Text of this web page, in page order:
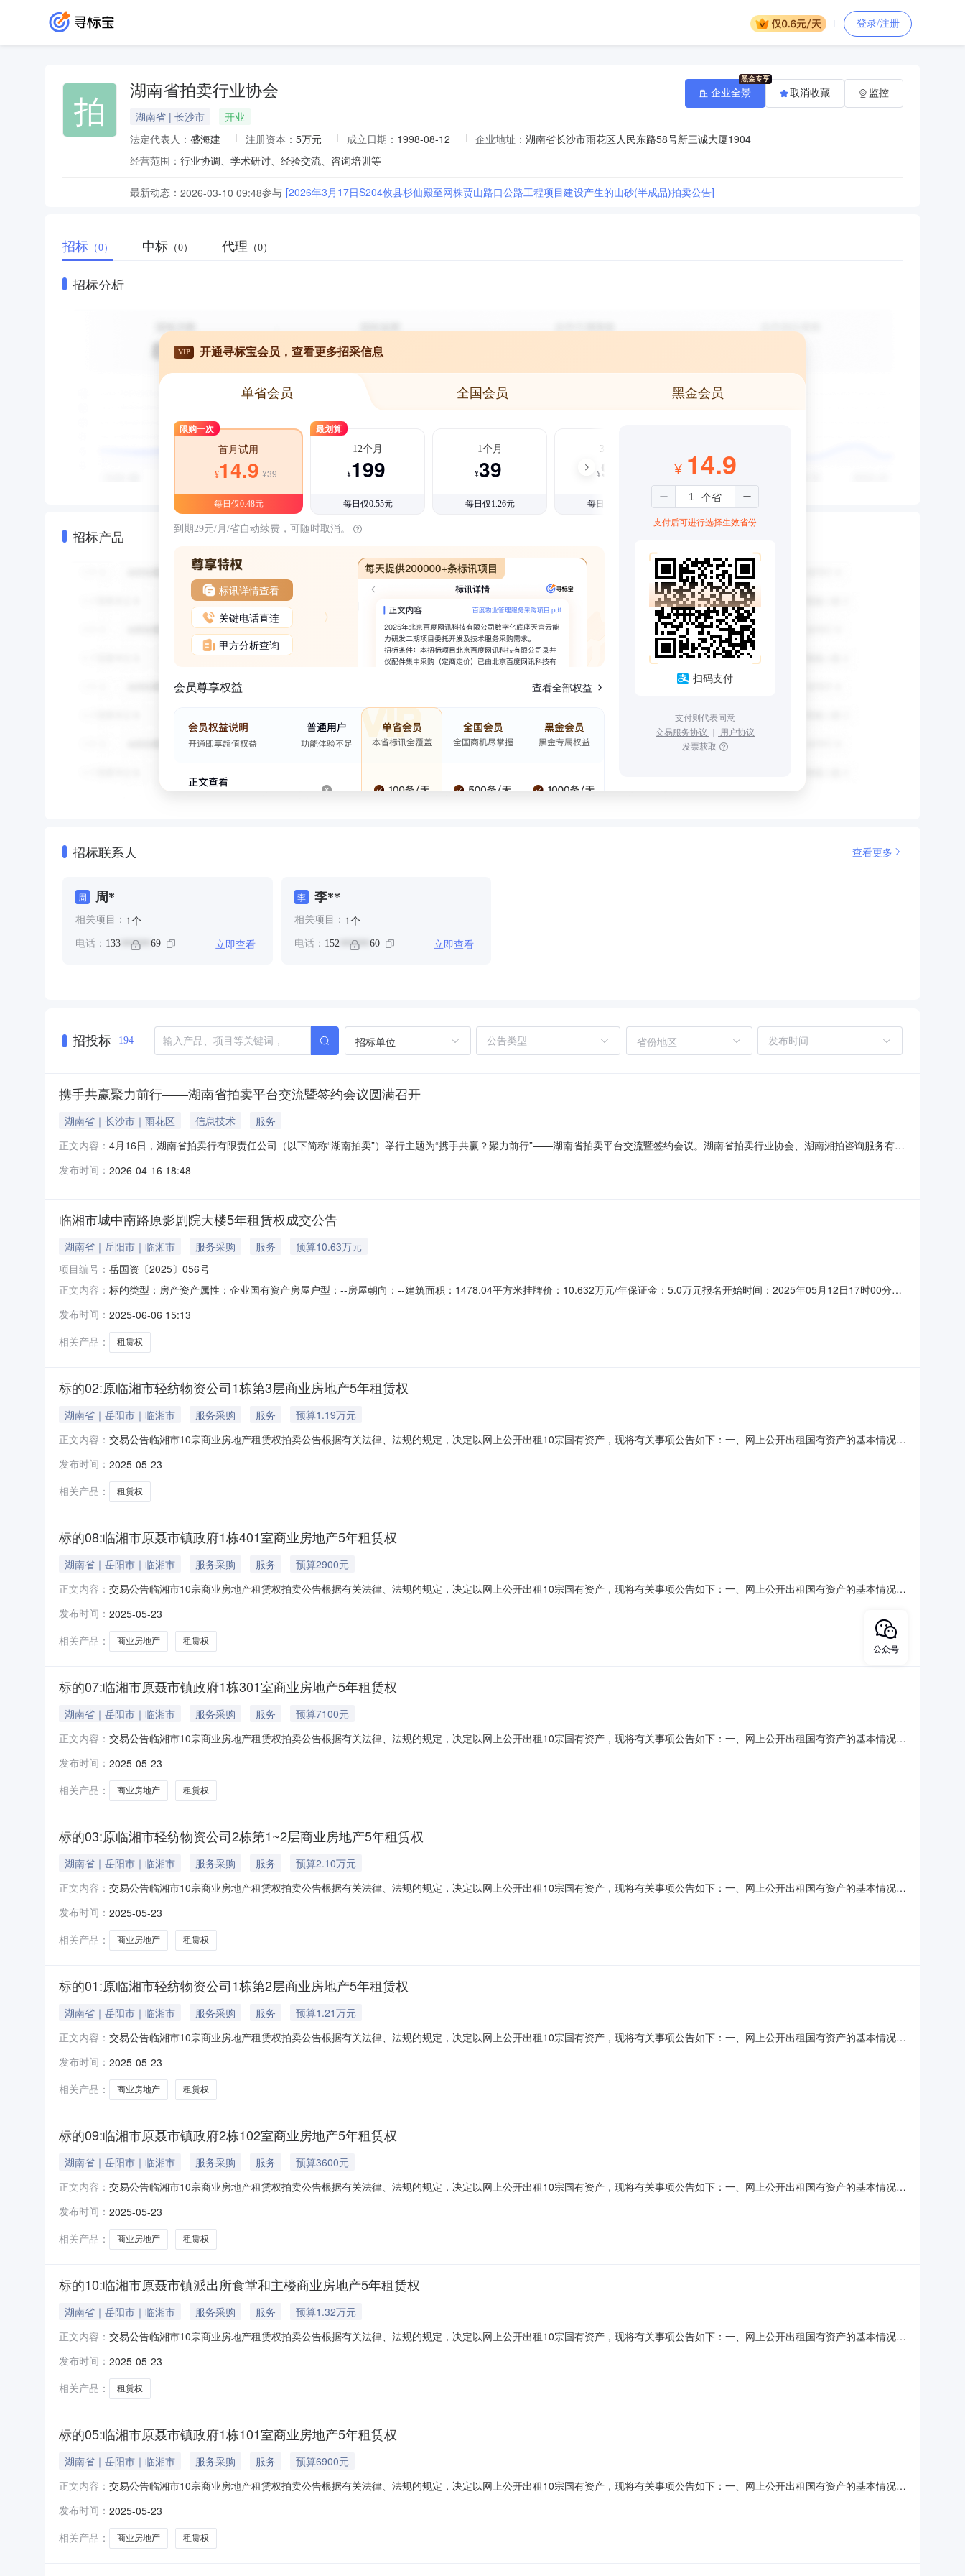
登录/注册
拍 湖南省拍卖行业协会
湖南省 | 长沙市
开业
法定代表人： 盛海建 注册资本： 5万元 成立日期： 1998-08-12 企业地址： 湖南省长沙市雨花区人民东路58号新三诚大厦1904
经营范围： 行业协调、学术研讨、经验交流、咨询培训等
最新动态： 2026-03-10 09:48参与 [2026年3月17日S204攸县杉仙殿至网株贾山路口公路工程项目建设产生的山砂(半成品)拍卖公告]
企业全景 取消收藏 监控
招标 （0） 中标 （0） 代理 （0）
招标分析
招标产品
VIP 开通寻标宝会员，查看更多招采信息
单省会员 全国会员 黑金会员
限购一次
首月试用
¥14.9 ¥39
每日仅0.48元
最划算
12个月
¥199
每日仅0.55元
1个月
¥39
每日仅1.26元
3个月
¥99
每日仅1.08元
到期29元/月/省自动续费，可随时取消。
标讯详情查看
关键电话直连
甲方分析查询
会员尊享权益 查看全部权益
¥ 14.9
支付后可进行选择生效省份
扫码支付
支付则代表同意
交易服务协议 ｜ 用户协议
发票获取
招标联系人 查看更多
周 周*
相关项目： 1个
电话： 133 ****** 69 立即查看
李 李**
相关项目： 1个
电话： 152****** 60 立即查看
招投标 194 招标单位 省份地区
携手共赢聚力前行——湖南省拍卖平台交流暨签约会议圆满召开
湖南省｜长沙市｜雨花区 信息技术
服务
正文内容： 4月16日，湖南省拍卖行有限责任公司（以下简称“湖南拍卖”）举行主题为“携手共赢？聚力前行”——湖南省拍卖平台交流暨签约会议。湖南省拍卖行业协会、湖南湘拍咨询服务有限
字化、规范化、规模化发展的重要抓手，希望以此次签约会议为契机，凝聚行业共识、整合优质资源，助力湖南拍卖行业高质量发展。湖南拍卖党支部书记、执行董事孙艳详细介绍
发布时间： 2026-04-16 18:48
临湘市城中南路原影剧院大楼5年租赁权成交公告
湖南省｜岳阳市｜临湘市 服务采购 服务
预算10.63万元
项目编号： 岳国资〔2025〕056号
正文内容： 标的类型：房产资产属性：企业国有资产房屋户型：--房屋朝向：--建筑面积：1478.04平方米挂牌价：10.632万元/年保证金：5.0万元报名开始时间：2025年05月12日17时00分00
平方米房屋结构：混合房屋用途：商业房屋总层数：3层房屋所在层数：第1-3层小区或院落名称：原影剧院出租时长：5.0年室内配置：简单装修附属设施：
发布时间： 2025-06-06 15:13
相关产品：
租赁权
标的02:原临湘市轻纺物资公司1栋第3层商业房地产5年租赁权
湖南省｜岳阳市｜临湘市 服务采购 服务
预算1.19万元
正文内容： 交易公告临湘市10宗商业房地产租赁权拍卖公告根据有关法律、法规的规定，决定以网上公开出租10宗国有资产，现将有关事项公告如下：一、网上公开出租国有资产的基本情况序
否；346.92平方米临湘市1.21万元/年0.3万元0.02万元/年2标的02：原临湘市轻纺物资公司1栋第3层商业房地产5年租赁权房屋户型：--；是否设置原承租人优先购买权：否；
340.69
发布时间： 2025-05-23
相关产品：
租赁权
标的08:临湘市原聂市镇政府1栋401室商业房地产5年租赁权
湖南省｜岳阳市｜临湘市 服务采购 服务
预算2900元
正文内容： 交易公告临湘市10宗商业房地产租赁权拍卖公告根据有关法律、法规的规定，决定以网上公开出租10宗国有资产，现将有关事项公告如下：一、网上公开出租国有资产的基本情况序
否；346.92平方米临湘市1.21万元/年0.3万元0.02万元/年2标的02：原临湘市轻纺物资公司1栋第3层商业房地产5年租赁权房屋户型：--；是否设置原承租人优先购买权：否；
340.69
发布时间： 2025-05-23
相关产品：
商业房地产 租赁权
标的07:临湘市原聂市镇政府1栋301室商业房地产5年租赁权
湖南省｜岳阳市｜临湘市 服务采购 服务
预算7100元
正文内容： 交易公告临湘市10宗商业房地产租赁权拍卖公告根据有关法律、法规的规定，决定以网上公开出租10宗国有资产，现将有关事项公告如下：一、网上公开出租国有资产的基本情况序
否；346.92平方米临湘市1.21万元/年0.3万元0.02万元/年2标的02：原临湘市轻纺物资公司1栋第3层商业房地产5年租赁权房屋户型：--；是否设置原承租人优先购买权：否；
340.69
发布时间： 2025-05-23
相关产品：
商业房地产 租赁权
标的03:原临湘市轻纺物资公司2栋第1~2层商业房地产5年租赁权
湖南省｜岳阳市｜临湘市 服务采购 服务
预算2.10万元
正文内容： 交易公告临湘市10宗商业房地产租赁权拍卖公告根据有关法律、法规的规定，决定以网上公开出租10宗国有资产，现将有关事项公告如下：一、网上公开出租国有资产的基本情况序
否；346.92平方米临湘市1.21万元/年0.3万元0.02万元/年2标的02：原临湘市轻纺物资公司1栋第3层商业房地产5年租赁权房屋户型：--；是否设置原承租人优先购买权：否；
340.69
发布时间： 2025-05-23
相关产品：
商业房地产 租赁权
标的01:原临湘市轻纺物资公司1栋第2层商业房地产5年租赁权
湖南省｜岳阳市｜临湘市 服务采购 服务
预算1.21万元
正文内容： 交易公告临湘市10宗商业房地产租赁权拍卖公告根据有关法律、法规的规定，决定以网上公开出租10宗国有资产，现将有关事项公告如下：一、网上公开出租国有资产的基本情况序
否；346.92平方米临湘市1.21万元/年0.3万元0.02万元/年2标的02：原临湘市轻纺物资公司1栋第3层商业房地产5年租赁权房屋户型：--；是否设置原承租人优先购买权：否；
340.69
发布时间： 2025-05-23
相关产品：
商业房地产 租赁权
标的09:临湘市原聂市镇政府2栋102室商业房地产5年租赁权
湖南省｜岳阳市｜临湘市 服务采购 服务
预算3600元
正文内容： 交易公告临湘市10宗商业房地产租赁权拍卖公告根据有关法律、法规的规定，决定以网上公开出租10宗国有资产，现将有关事项公告如下：一、网上公开出租国有资产的基本情况序
否；346.92平方米临湘市1.21万元/年0.3万元0.02万元/年2标的02：原临湘市轻纺物资公司1栋第3层商业房地产5年租赁权房屋户型：--；是否设置原承租人优先购买权：否；
340.69
发布时间： 2025-05-23
相关产品：
商业房地产 租赁权
标的10:临湘市原聂市镇派出所食堂和主楼商业房地产5年租赁权
湖南省｜岳阳市｜临湘市 服务采购 服务
预算1.32万元
正文内容： 交易公告临湘市10宗商业房地产租赁权拍卖公告根据有关法律、法规的规定，决定以网上公开出租10宗国有资产，现将有关事项公告如下：一、网上公开出租国有资产的基本情况序
否；346.92平方米临湘市1.21万元/年0.3万元0.02万元/年2标的02：原临湘市轻纺物资公司1栋第3层商业房地产5年租赁权房屋户型：--；是否设置原承租人优先购买权：否；
340.69
发布时间： 2025-05-23
相关产品：
租赁权
标的05:临湘市原聂市镇政府1栋101室商业房地产5年租赁权
湖南省｜岳阳市｜临湘市 服务采购 服务
预算6900元
正文内容： 交易公告临湘市10宗商业房地产租赁权拍卖公告根据有关法律、法规的规定，决定以网上公开出租10宗国有资产，现将有关事项公告如下：一、网上公开出租国有资产的基本情况序
否；346.92平方米临湘市1.21万元/年0.3万元0.02万元/年2标的02：原临湘市轻纺物资公司1栋第3层商业房地产5年租赁权房屋户型：--；是否设置原承租人优先购买权：否；
340.69
发布时间： 2025-05-23
相关产品：
商业房地产 租赁权
公众号